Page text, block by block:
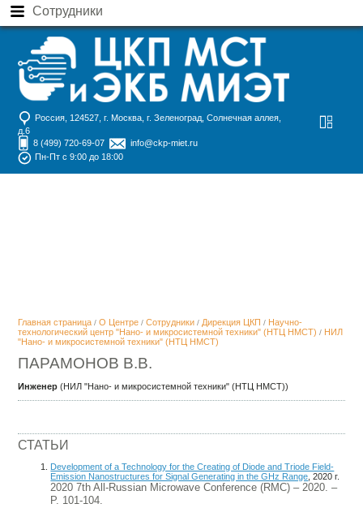
Сотрудники
Россия, 124527, г. Москва, г. Зеленоград, Солнечная аллея,
д.6
8 (499) 720-69-07
info@ckp-miet.ru
Пн-Пт с 9:00 до 18:00
Главная страница /О Центре /Сотрудники / Дирекция ЦКП / Научно-
технологический центр "Нано- и микросистемной техники" (НТЦ НМСТ) / НИЛ
"Нано- и микросистемной техники" (НТЦ НМСТ)
ПАРАМОНОВ В.В.
Инженер (НИЛ "Нано- и микросистемной техники" (НТЦ НМСТ))
СТАТЬИ
Development of a Technology for the Creating of Diode and Triode Field-
Emission Nanostructures for Signal Generating in the GHz Range, 2020 г.
2020 7th All-Russian Microwave Conference (RMC) – 2020. –
P. 101-104.